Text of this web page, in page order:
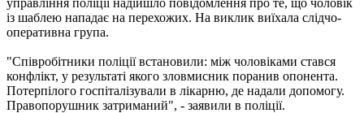
із шаблею нападає на перехожих. На виклик виїхала слідчо-
оперативна група.
"Співробітники поліції встановили: між чоловіками стався
конфлікт, у результаті якого зловмисник поранив опонента.
Потерпілого госпіталізували в лікарню, де надали допомогу.
Правопорушник затриманий", - заявили в поліції.